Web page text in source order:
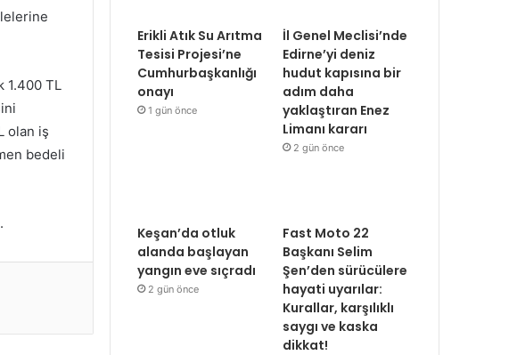
1.400 TL
olan iş
bedeli
Erikli Atık Su Arıtma
Tesisi Projesi’ne
Cumhurbaşkanlığı
onayı
1 gün önce
İl Genel Meclisi’nde
Edirne’yi deniz
hudut kapısına bir
adım daha
yaklaştıran Enez
Limanı kararı
2 gün önce
Keşan’da otluk
alanda başlayan
yangın eve sıçradı
2 gün önce
Fast Moto 22
Başkanı Selim
Şen’den sürücülere
hayati uyarılar:
Kurallar, karşılıklı
saygı ve kaska
dikkat!